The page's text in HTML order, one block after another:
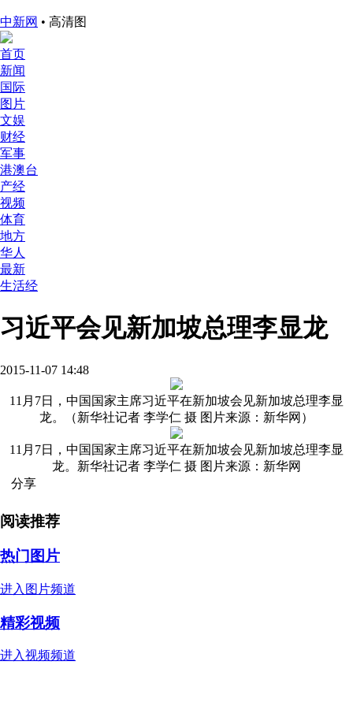
中新网 • 高清图
首页
新闻
国际
图片
文娱
财经
军事
港澳台
产经
视频
体育
地方
华人
最新
生活经
习近平会见新加坡总理李显龙
2015-11-07 14:48
11月7日，中国国家主席习近平在新加坡会见新加坡总理李显
龙。（新华社记者 李学仁 摄 图片来源：新华网）
11月7日，中国国家主席习近平在新加坡会见新加坡总理李显
龙。新华社记者 李学仁 摄 图片来源：新华网
分享
阅读推荐
热门图片
进入图片频道
精彩视频
进入视频频道